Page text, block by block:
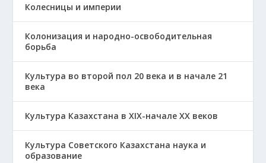
Колесницы и империи
Колонизация и народно-освободительная
борьба
Культура во второй пол 20 века и в начале 21
века
Культура Казахстана в ХІХ-начале ХХ веков
Культура Советского Казахстана наука и
образование